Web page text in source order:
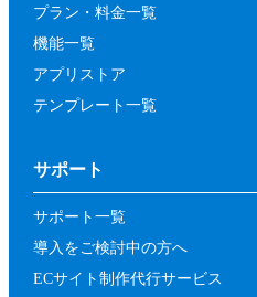
プラン・料金一覧
機能一覧
アプリストア
テンプレート一覧
サポート
サポート一覧
導入をご検討中の方へ
ECサイト制作代行サービス